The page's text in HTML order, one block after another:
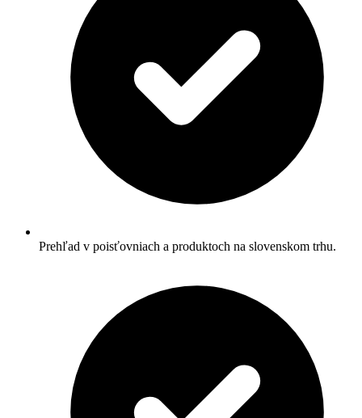
Prehľad v poisťovniach a produktoch na slovenskom trhu.